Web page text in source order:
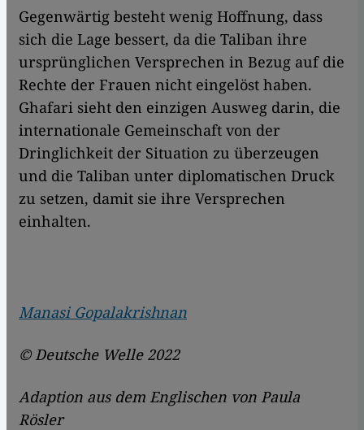
Gegenwärtig besteht wenig Hoffnung, dass
sich die Lage bessert, da die Taliban ihre
ursprünglichen Versprechen in Bezug auf die
Rechte der Frauen nicht eingelöst haben.
Ghafari sieht den einzigen Ausweg darin, die
internationale Gemeinschaft von der
Dringlichkeit der Situation zu überzeugen
und die Taliban unter diplomatischen Druck
zu setzen, damit sie ihre Versprechen
einhalten.
Manasi Gopalakrishnan
© Deutsche Welle 2022
Adaption aus dem Englischen von Paula
Rösler